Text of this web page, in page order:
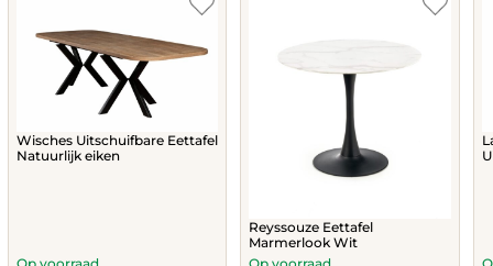
Wisches Uitschuifbare Eettafel
Natuurlijk eiken
Op voorraad
Reyssouze Eettafel
Marmerlook Wit
Op voorraad